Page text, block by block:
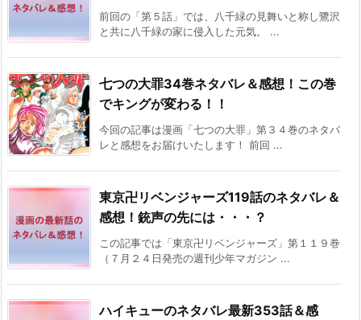
前回の「第５話」では、八千緑の見舞いと称し鷺沢
と共に八千緑の家に侵入した元気。 ...
七つの大罪34巻ネタバレ＆感想！この巻
でキングが変わる！！
今回の記事は漫画「七つの大罪」第３４巻のネタバ
レと感想をお届けいたします！ 前回 ...
東京卍リベンジャーズ119話のネタバレ＆
感想！銃声の先には・・・？
この記事では「東京卍リベンジャーズ」第１１９巻
（７月２４日発売の週刊少年マガジン ...
ハイキューのネタバレ最新353話＆感